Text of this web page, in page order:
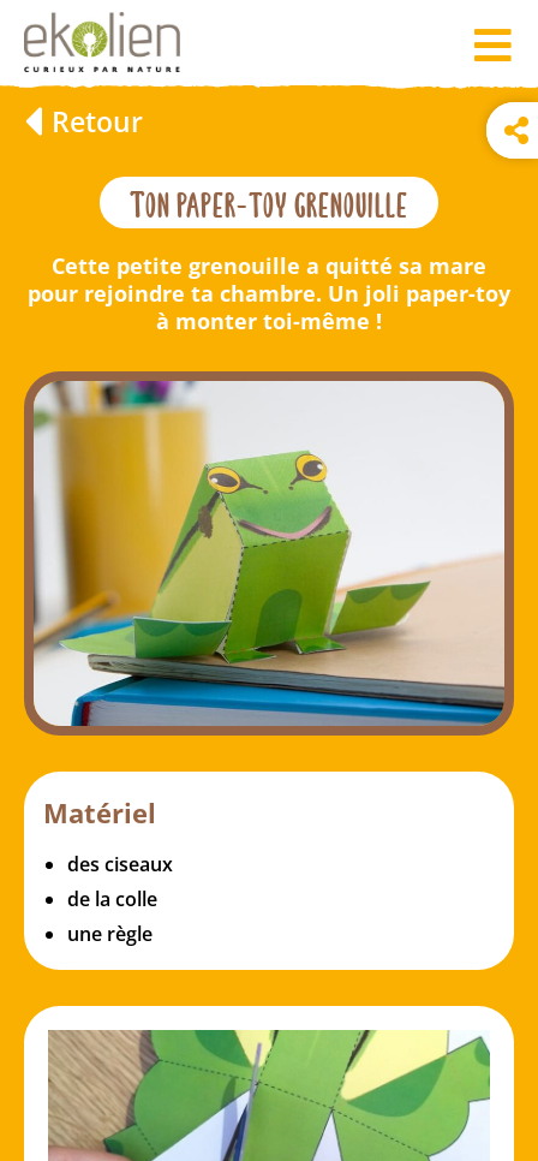
Retour
Ton paper-toy grenouille
Cette petite grenouille a quitté sa mare
pour rejoindre ta chambre. Un joli paper-toy
à monter toi-même !
Matériel
des ciseaux
de la colle
une règle